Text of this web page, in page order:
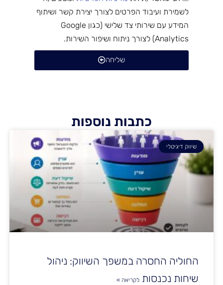
לשמירת ועיבוד הפרטים לצורך יצירת קשר ושיתוף
המידע עם שירותי צד שלישי (כגון Google
Analytics) לצורך ניתוח ושיפור השירות.
שליחה
כתבות נוספות
שיווק דיגיטלי
החוליה החסרה במשפך השיווק: ניהול
שיחות נכנסות לקריאה »